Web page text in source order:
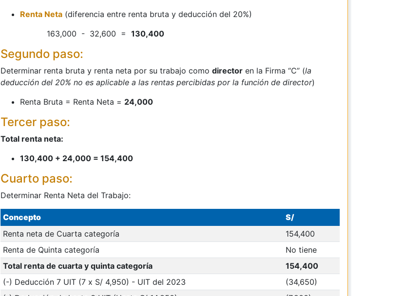
Renta Neta(diferencia entre renta bruta y deducción del 20%)
163,000 - 32,600 = 130,400
Segundo paso:
Determinar renta bruta y renta neta por su trabajo como directoren la Firma “C” (la
deducción del 20% no es aplicable a las rentas percibidas por la función de director)
Renta Bruta = Renta Neta = 24,000
Tercer paso:
Total renta neta:
130,400 + 24,000 = 154,400
Cuarto paso:
Determinar Renta Neta del Trabajo:
Concepto
S/
Renta neta de Cuarta categoría
154,400
Renta de Quinta categoría
No tiene
Total renta de cuarta y quinta categoría
154,400
(-) Deducción 7 UIT (7 x S/ 4,950) - UIT del 2023
(34,650)